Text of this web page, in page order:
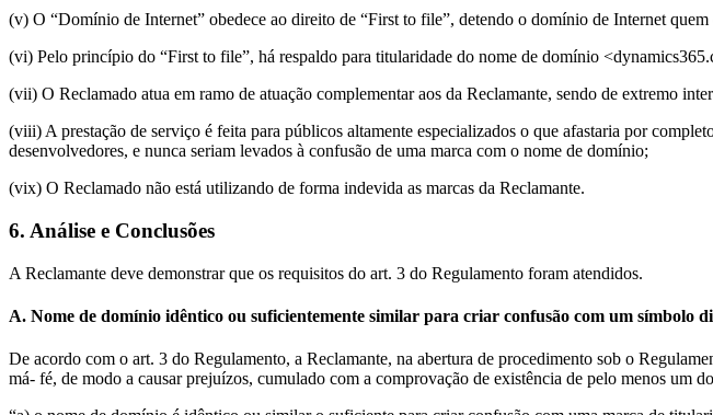
(v) O “Domínio de Internet” obedece ao direito de “First to file”, detendo o domínio de Internet
(vi) Pelo princípio do “First to file”, há respaldo para titularidade do nome de domínio
(vii) O Reclamado atua em ramo de atuação complementar aos da Reclamante, sendo de extremo
(viii) A prestação de serviço é feita para públicos altamente especializados o que afastaria por
desenvolvedores, e nunca seriam levados à confusão de uma marca com o nome de domínio;
(vix) O Reclamado não está utilizando de forma indevida as marcas da Reclamante.
6. Análise e Conclusões
A Reclamante deve demonstrar que os requisitos do art. 3 do Regulamento foram atendidos.
A. Nome de domínio idêntico ou suficientemente similar para criar confusão com um símbolo
De acordo com o art. 3 do Regulamento, a Reclamante, na abertura de procedimento sob o
má- fé, de modo a causar prejuízos, cumulado com a comprovação de existência de pelo menos um